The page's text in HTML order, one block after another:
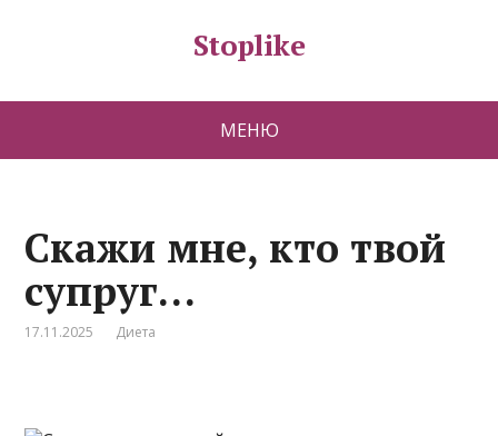
Stoplike
МЕНЮ
Скажи мне, кто твой
супруг…
17.11.2025 Диета